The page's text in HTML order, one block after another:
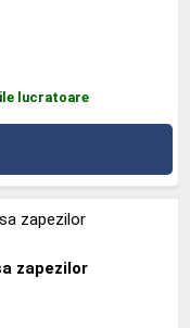
lucratoare
zapezilor